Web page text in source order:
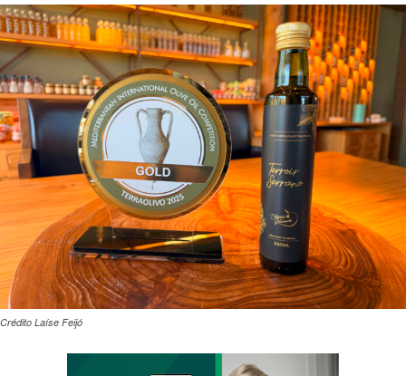
Crédito Laíse Feijó